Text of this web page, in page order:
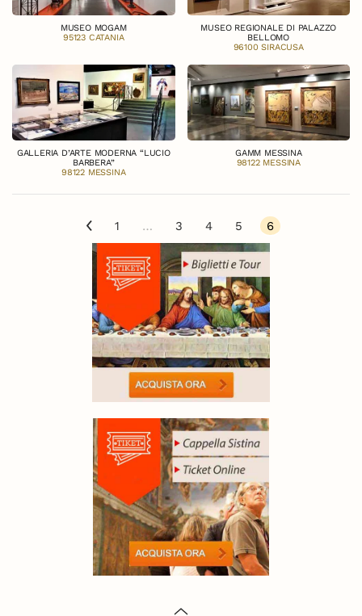
MUSEO MOGAM
95123 CATANIA
MUSEO REGIONALE DI PALAZZO
BELLOMO
96100 SIRACUSA
GALLERIA D’ARTE MODERNA “LUCIO
BARBERA”
98122 MESSINA
GAMM MESSINA
98122 MESSINA
1 … 3 4 5 6